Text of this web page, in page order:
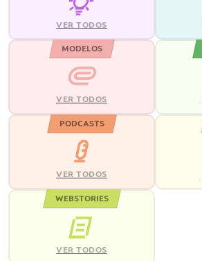
VER TODOS
MODELOS
VER TODOS
PODCASTS
VER TODOS
WEBSTORIES
VER TODOS